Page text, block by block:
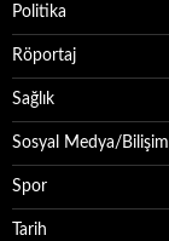
Politika
Röportaj
Sağlık
Sosyal Medya/Bilişim
Spor
Tarih